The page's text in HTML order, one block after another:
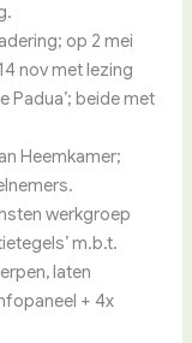
op 2 mei
nov met lezing
Padua’; beide met
Heemkamer;
werkgroep
m.b.t.
laten
+ 4x